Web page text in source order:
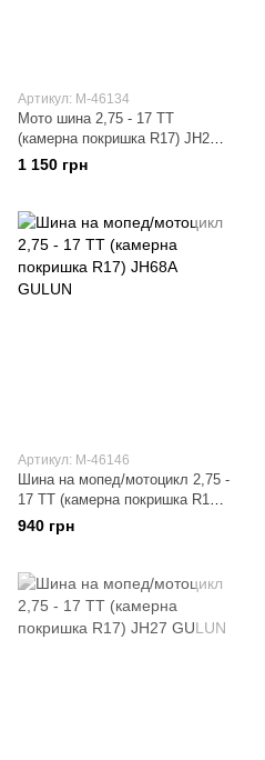
Артикул: M-46134
Мото шина 2,75 - 17 TT
(камерна покришка R17) JH27
GULUN
1 150 грн
Артикул: M-46146
Шина на мопед/мотоцикл 2,75 -
17 TT (камерна покришка R17)
JH68A GULUN
940 грн